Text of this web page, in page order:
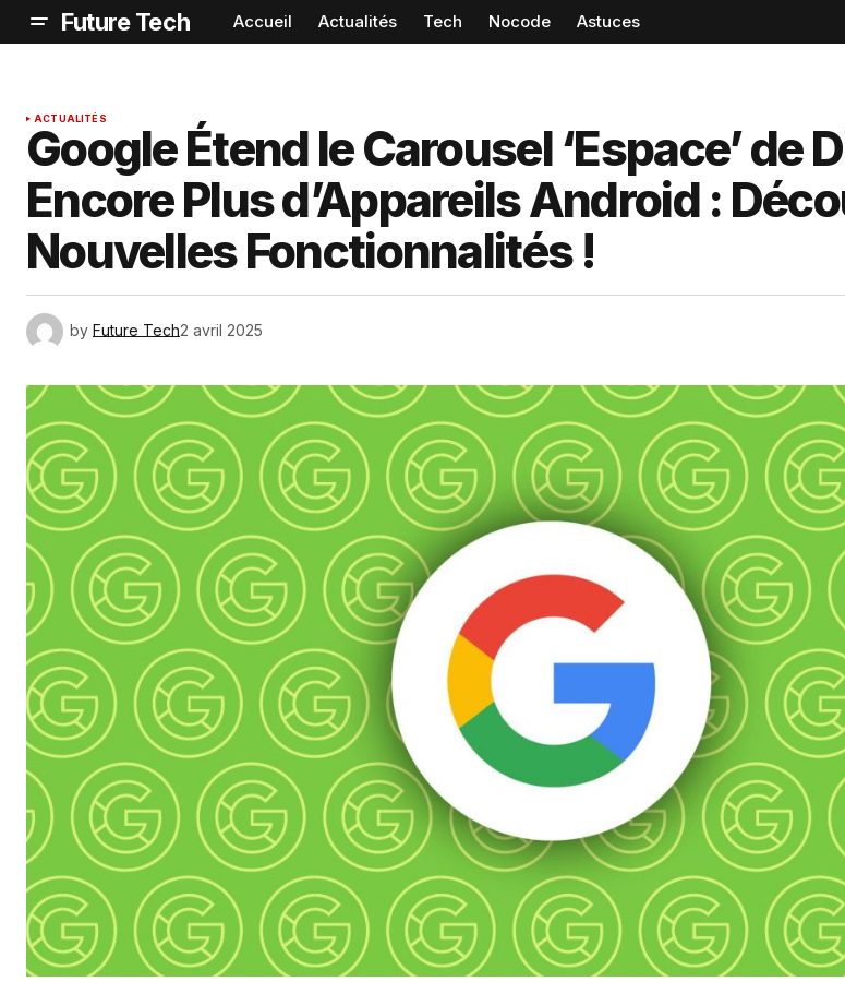
Future Tech Accueil Actualités Tech Nocode Astuces
ACTUALITÉS
Google Étend le Carousel ‘Espace’ de
Encore Plus d’Appareils Android :
Nouvelles Fonctionnalités !
by Future Tech2 avril 2025